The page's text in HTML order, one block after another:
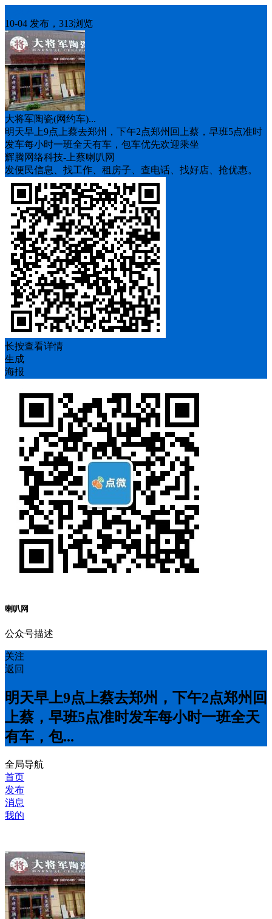
10-04 发布，313浏览
大将军陶瓷(网约车)...
明天早上9点上蔡去郑州，下午2点郑州回上蔡，早班5点准时
发车每小时一班全天有车，包车优先欢迎乘坐
辉腾网络科技-上蔡喇叭网
发便民信息、找工作、租房子、查电话、找好店、抢优惠。
长按查看详情
生成
海报
喇叭网
公众号描述
关注
返回
明天早上9点上蔡去郑州，下午2点郑州回
上蔡，早班5点准时发车每小时一班全天
有车，包...
全局导航
首页
发布
消息
我的